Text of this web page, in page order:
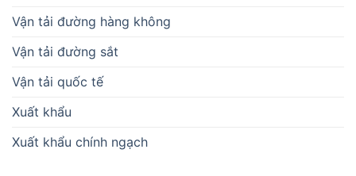
Vận tải đường hàng không
Vận tải đường sắt
Vận tải quốc tế
Xuất khẩu
Xuất khẩu chính ngạch